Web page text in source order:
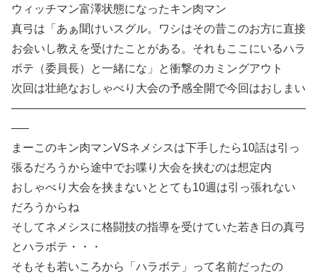
ウィッチマン富澤状態になったキン肉マン
真弓は「あぁ聞けいスグル。ワシはその昔このお方に直接
お会いし教えを受けたことがある。それもここにいるハラ
ボテ（委員長）と一緒にな」と衝撃のカミングアウト
次回は壮絶なおしゃべり大会の予感全開で今回はおしまい
——————————————————————————
—–
まーこのキン肉マンVSネメシスは下手したら10話は引っ
張るだろうから途中でお喋り大会を挟むのは想定内
おしゃべり大会を挟まないととても10週は引っ張れない
だろうからね
そしてネメシスに格闘技の指導を受けていた若き日の真弓
とハラボテ・・・
そもそも若いころから「ハラボテ」って名前だったの